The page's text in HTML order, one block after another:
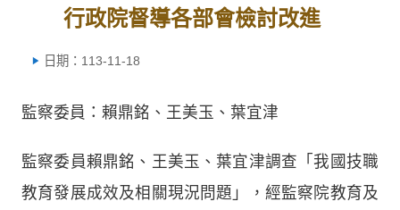
行政院督導各部會檢討改進
日期：113-11-18
監察委員：賴鼎銘、王美玉、葉宜津
監察委員賴鼎銘、王美玉、葉宜津調查「我國技職
教育發展成效及相關現況問題」，經監察院教育及